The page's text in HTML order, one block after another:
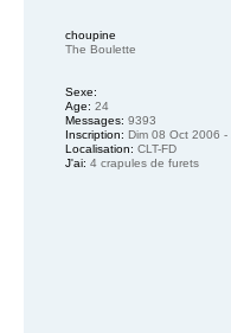
choupine
The Boulette
Sexe:
Age: 24
Messages: 9393
Inscription: Dim 08 Oct 2006 -
Localisation: CLT-FD
J'ai: 4 crapules de furets